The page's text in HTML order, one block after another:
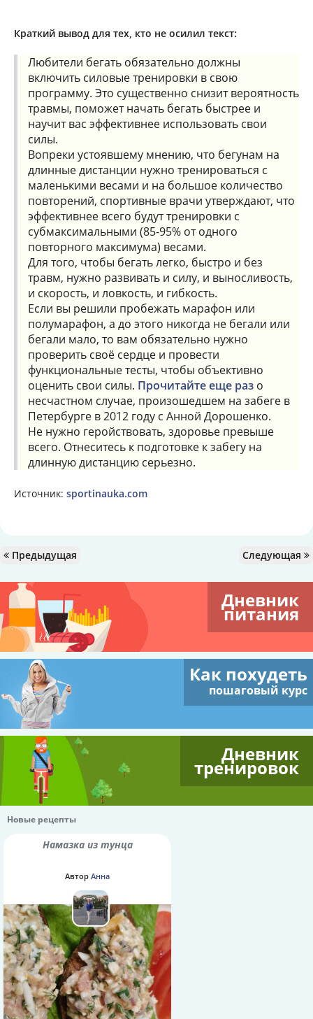
Краткий вывод для тех, кто не осилил текст:
Любители бегать обязательно должны
включить силовые тренировки в свою
программу. Это существенно снизит вероятность
травмы, поможет начать бегать быстрее и
научит вас эффективнее использовать свои
силы.
Вопреки устоявшему мнению, что бегунам на
длинные дистанции нужно тренироваться с
маленькими весами и на большое количество
повторений, спортивные врачи утверждают, что
эффективнее всего будут тренировки с
субмаксимальными (85-95% от одного
повторного максимума) весами.
Для того, чтобы бегать легко, быстро и без
травм, нужно развивать и силу, и выносливость,
и скорость, и ловкость, и гибкость.
Если вы решили пробежать марафон или
полумарафон, а до этого никогда не бегали или
бегали мало, то вам обязательно нужно
проверить своё сердце и провести
функциональные тесты, чтобы объективно
оценить свои силы. Прочитайте еще раз о
несчастном случае, произошедшем на забеге в
Петербурге в 2012 году с Анной Дорошенко.
Не нужно геройствовать, здоровье превыше
всего. Отнеситесь к подготовке к забегу на
длинную дистанцию серьезно.
Источник: sportinauka.com
Предыдущая Следующая
Дневник
питания
Как похудеть
пошаговый курс
Дневник
тренировок
Новые рецепты
Намазка из тунца
Автор Анна